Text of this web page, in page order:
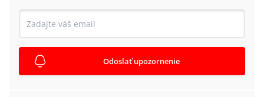
Odoslať upozornenie